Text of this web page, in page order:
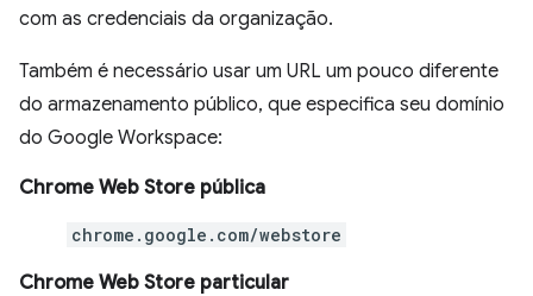
com as credenciais da organização.
Também é necessário usar um URL um pouco diferente
do armazenamento público, que especifica seu domínio
do Google Workspace:
Chrome Web Store pública
chrome.google.com/webstore
Chrome Web Store particular